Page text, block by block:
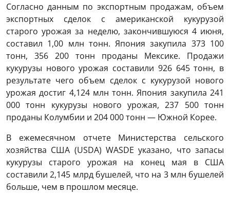
Согласно данным по экспортным продажам, объем
экспортных сделок с американской кукурузой
старого урожая за неделю, закончившуюся 4 июня,
составил 1,00 млн тонн. Япония закупила 373 100
тонн, 356 200 тонн проданы Мексике. Продажи
кукурузы нового урожая составили 926 645 тонн, в
результате чего объем сделок с кукурузой нового
урожая достиг 4,124 млн тонн. Япония закупила 241
000 тонн кукурузы нового урожая, 237 500 тонн
проданы Колумбии и 204 000 тонн — Южной Корее.
В ежемесячном отчете Министерства сельского
хозяйства США (USDA) WASDE указано, что запасы
кукурузы старого урожая на конец мая в США
составили 2,145 млрд бушелей, что на 3 млн бушелей
больше, чем в прошлом месяце.